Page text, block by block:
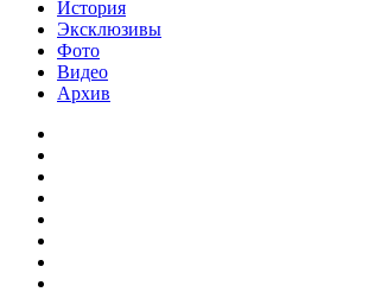
История
Эксклюзивы
Фото
Видео
Архив